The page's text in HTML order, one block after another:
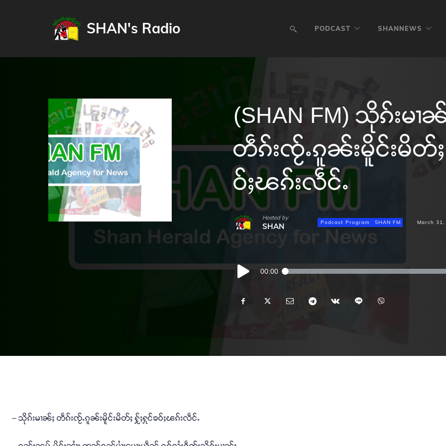
SHAN's Radio PODCAST SHANNEWS
(SHAN FM) သိုၵ်းမၢ
တဵၵ်းၸႂ်ႉၵူၼ်းမိူင်းမိတ်ႈ
ဝ်ႈၽၵ်းလဵင်ႉ
Hosted by
SHAN Podcast Program SHAN FM March 31,
Audio
Player
00:00
– သိုၵ်းမၢၼ်ႈ တဵၵ်းၸႂ်ႉၵူၼ်းမိူင်းမိတ်ႈ ႁႂ်ႈႁုင်ၶဝ်ႈၽၵ်းလဵင်ႉ